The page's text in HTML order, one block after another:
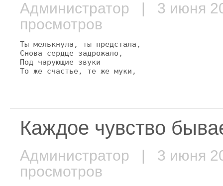
Администратор | 3 июня
просмотров
Ты мелькнула, ты предстала,
Снова сердце задрожало,
Под чарующие звуки
То же счастье, те же муки,
Каждое чувство
Администратор | 3 июня
просмотров